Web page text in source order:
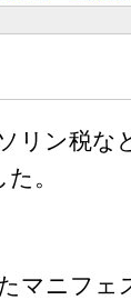
リン税な
。
マニフェ